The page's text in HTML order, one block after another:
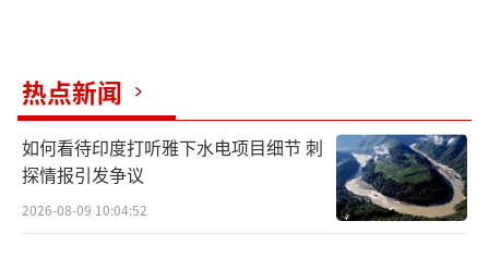
热点新闻
如何看待印度打听雅下水电项目细节 刺
探情报引发争议
2026-08-09 10:04:52